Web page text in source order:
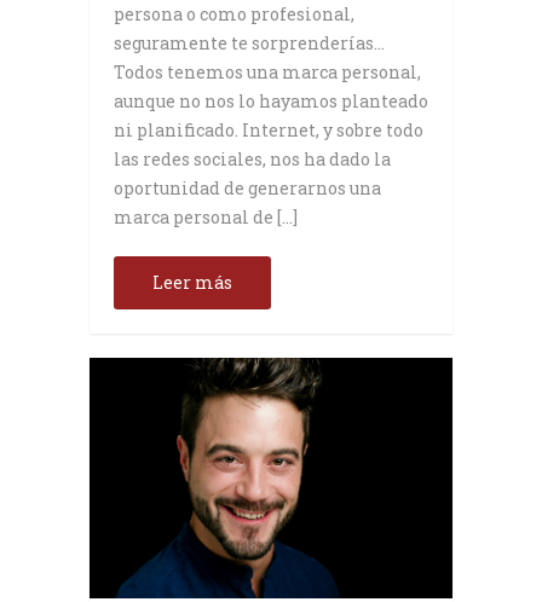
persona o como profesional,
seguramente te sorprenderías…
Todos tenemos una marca personal,
aunque no nos lo hayamos planteado
ni planificado. Internet, y sobre todo
las redes sociales, nos ha dado la
oportunidad de generarnos una
marca personal de […]
Leer más